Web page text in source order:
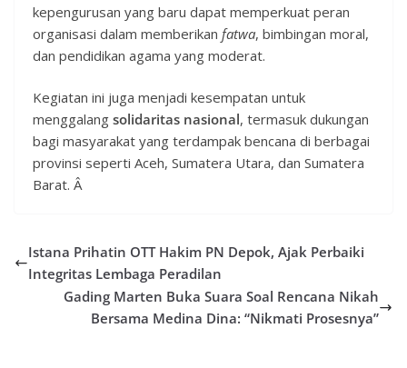
kepengurusan yang baru dapat memperkuat peran
organisasi dalam memberikan fatwa, bimbingan moral,
dan pendidikan agama yang moderat.
Kegiatan ini juga menjadi kesempatan untuk
menggalang solidaritas nasional, termasuk dukungan
bagi masyarakat yang terdampak bencana di berbagai
provinsi seperti Aceh, Sumatera Utara, dan Sumatera
Barat. Â
Istana Prihatin OTT Hakim PN Depok, Ajak Perbaiki
Integritas Lembaga Peradilan
Gading Marten Buka Suara Soal Rencana Nikah
Bersama Medina Dina: “Nikmati Prosesnya”